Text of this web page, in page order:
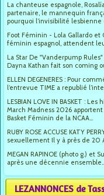
La chanteuse espagnole,
partenaire, le mannequin
pourquoi l’invisibilité lesbienne
Foot Féminin - Lola Gallardo et
féminin espagnol, attendent
La Star De "Vanderpump
Dayna Kathan fait son coming
ELLEN DEGENERES : Pour
l’entrevue TIME a republié
LESBIAN LOVE IN BASKET :
March Madness 2026
Basket Féminin de la NCAA...
RUBY ROSE ACCUSE KATY
sexuellement Il y à près de 20
MEGAN RAPINOE (photo g.) et
après une décennie
LEZANNONCES de